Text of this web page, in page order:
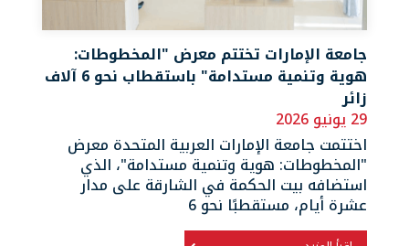
جامعة الإمارات تختتم معرض "المخطوطات:
هوية وتنمية مستدامة" باستقطاب نحو 6 آلاف
زائر
29 يونيو 2026
اختتمت جامعة الإمارات العربية المتحدة معرض
"المخطوطات: هوية وتنمية مستدامة"، الذي
استضافه بيت الحكمة في الشارقة على مدار
عشرة أيام، مستقطبًا نحو 6